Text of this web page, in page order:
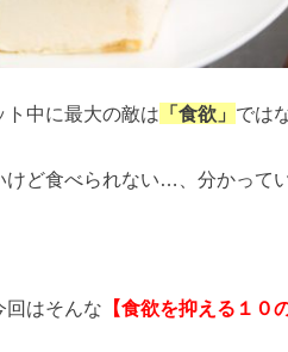
ト中に最大の敵は 「食欲」 では
けど食べられない…、分かって
回はそんな 【食欲を抑える１０